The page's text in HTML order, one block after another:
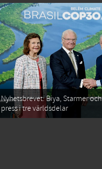
Nyhetsbrevet: Biya, Starmer
press i tre världsdelar